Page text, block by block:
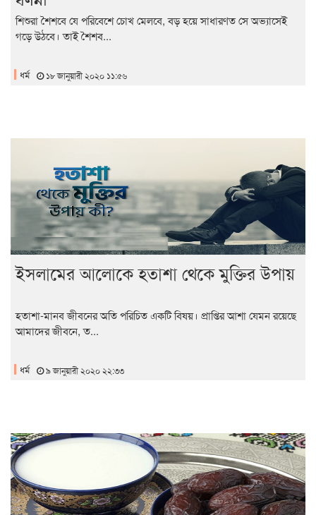
শিশুরা শৈশবে যে পরিবেশে চোখ মেলবে, বড় হয়ে সাধারণত সে অভ্যাসেই
গড়ে উঠবে। তাই শৈশব...
ধর্ম ১৮ জানুয়ারী ২০২০ ১১:৫৬
ইসলামের আলোকে হতাশা থেকে মুক্তির উপায়
হতাশা-মানব জীবনের অতি পরিচিত একটি বিষয়। প্রাপ্তির আশা যেমন রয়েছে
আমাদের জীবনে, ত...
ধর্ম ৯ জানুয়ারী ২০২০ ২২:৩৩